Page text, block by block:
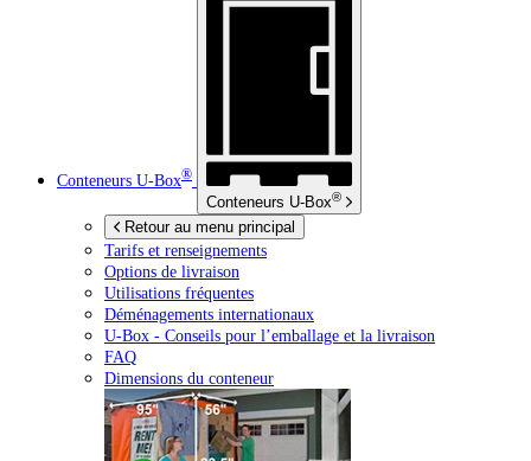
Conteneurs U-Box®
Conteneurs U-Box®
Retour au menu principal
Tarifs et renseignements
Options de livraison
Utilisations fréquentes
Déménagements internationaux
U-Box - Conseils pour l’emballage et la livraison
FAQ
Dimensions du conteneur